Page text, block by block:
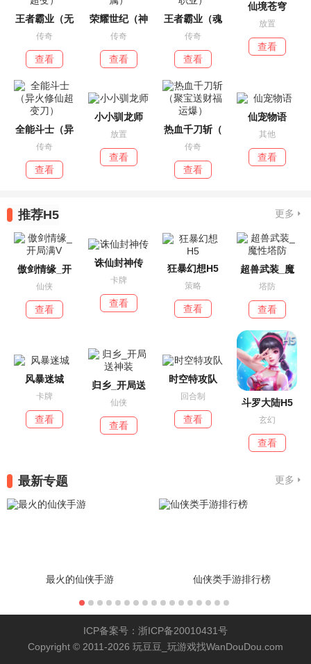
王者霸业（无
传奇
查看
荣耀世纪（神
传奇
查看
王者霸业（魂
传奇
查看
仙境苍穹
放置
查看
全能斗士（异
传奇
查看
小小驯龙师
放置
查看
热血千刀斩（
传奇
查看
仙宠物语
其他
查看
推荐H5 更多
傲剑情缘_开
仙侠
查看
诛仙封神传
卡牌
查看
狂暴幻想H5
策略
查看
超兽武装_魔
塔防
查看
风暴迷城
卡牌
查看
归乡_开局送
仙侠
查看
时空特攻队
回合制
查看
斗罗大陆H5
玄幻
查看
最新专题 更多
最火的仙侠手游 仙侠类手游排行榜
ICP备案号：浙ICP备20010431号
Copyright © 2011-2026 玩豆豆_玩游戏找WanDouDou.com